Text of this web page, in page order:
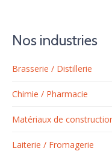
Nos industries
Brasserie / Distillerie
Chimie / Pharmacie
Matériaux de
Laiterie / Fromagerie